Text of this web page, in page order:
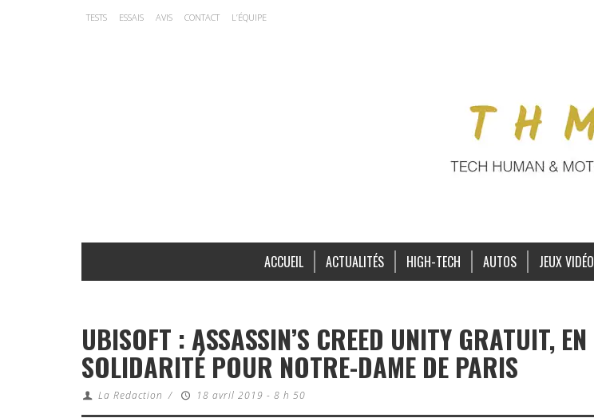
TESTS ESSAIS AVIS CONTACT L’ÉQUIPE
ACCUEIL ACTUALITÉS HIGH-TECH AUTOS JEUX VIDÉO
UBISOFT : ASSASSIN’S CREED UNITY GRATUIT, EN
SOLIDARITÉ POUR NOTRE-DAME DE PARIS
La Redaction / 18 avril 2019 - 8 h 50